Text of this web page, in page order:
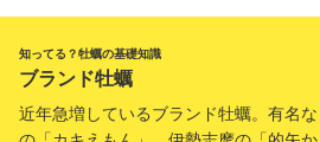
知ってる？牡蠣の基礎知識
ブランド牡蠣
近年急増しているブランド牡蠣。有名